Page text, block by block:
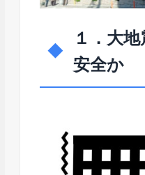
１．大
安全か